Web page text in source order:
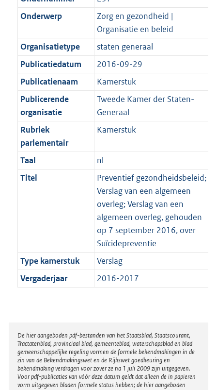
Onderwerp
Zorg en gezondheid |
Organisatie en beleid
Organisatietype
staten generaal
Publicatiedatum
2016-09-29
Publicatienaam
Kamerstuk
Publicerende
organisatie
Tweede Kamer der Staten-
Generaal
Rubriek
parlementair
Kamerstuk
Taal
nl
Titel
Preventief gezondheidsbeleid;
Verslag van een algemeen
overleg; Verslag van een
algemeen overleg, gehouden
op 7 september 2016, over
Suïcidepreventie
Type kamerstuk
Verslag
Vergaderjaar
2016-2017
Disclaimer
De hier aangeboden pdf-bestanden van het Staatsblad, Staatscourant,
Tractatenblad, provinciaal blad, gemeenteblad, waterschapsblad en blad
gemeenschappelijke regeling vormen de formele bekendmakingen in de
zin van de Bekendmakingswet en de Rijkswet goedkeuring en
bekendmaking verdragen voor zover ze na 1 juli 2009 zijn uitgegeven.
Voor pdf-publicaties van vóór deze datum geldt dat alleen de in papieren
vorm uitgegeven bladen formele status hebben; de hier aangeboden